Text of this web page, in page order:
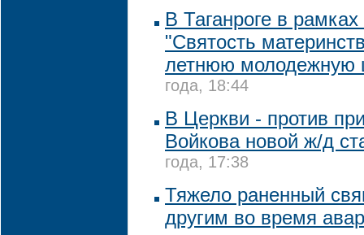
В Таганроге в
"Святость
летнюю молодежную
года, 18:44
В Церкви - против
Войкова новой ж/д
года, 17:38
Тяжело раненный
другим во время